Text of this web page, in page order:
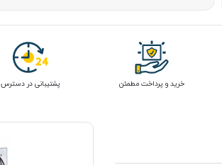
خرید و پرداخت مطمئن پشتیبانی در دسترس